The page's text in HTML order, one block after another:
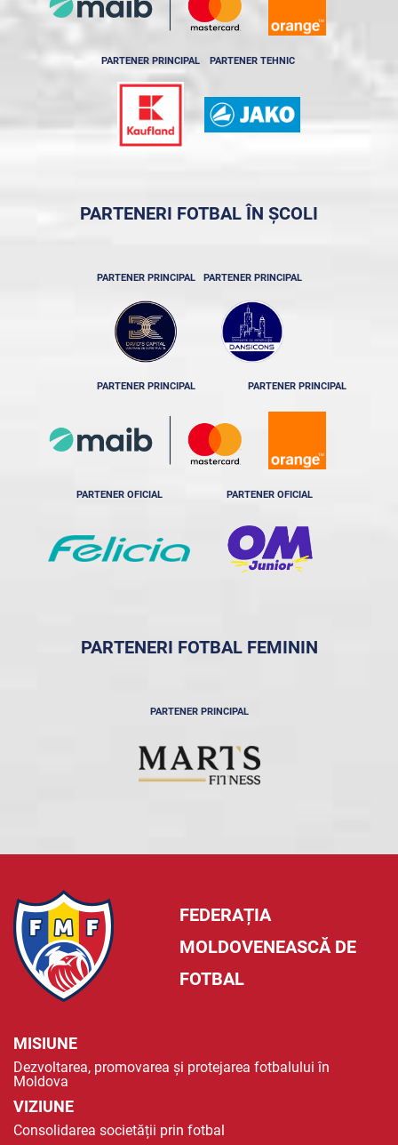
PARTENER PRINCIPAL PARTENER TEHNIC
PARTENERI FOTBAL ÎN ȘCOLI
PARTENER PRINCIPAL PARTENER PRINCIPAL
PARTENER PRINCIPAL PARTENER PRINCIPAL
PARTENER OFICIAL PARTENER OFICIAL
PARTENERI FOTBAL FEMININ
PARTENER PRINCIPAL
FEDERAȚIA
MOLDOVENEASCĂ DE
FOTBAL
MISIUNE
Dezvoltarea, promovarea și protejarea fotbalului în
Moldova
VIZIUNE
Consolidarea societății prin fotbal